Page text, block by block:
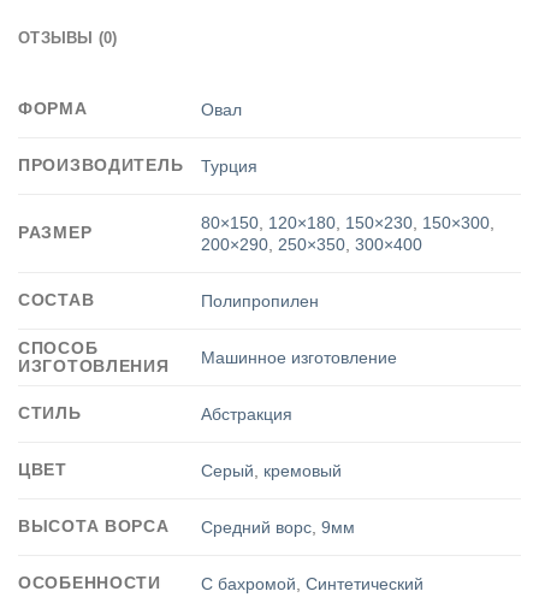
ОТЗЫВЫ (0)
ФОРМА Овал
ПРОИЗВОДИТЕЛЬ Турция
РАЗМЕР 80×150 120×180 150×230 150×300
200×290 250×350 ,300×400
СОСТАВ Полипропилен
СПОСОБ
ИЗГОТОВЛЕНИЯ
Машинное изготовление
СТИЛЬ Абстракция
ЦВЕТ Серый кремовый
ВЫСОТА ВОРСА Средний ворс ,9мм
ОСОБЕННОСТИ С бахромой ,Синтетический